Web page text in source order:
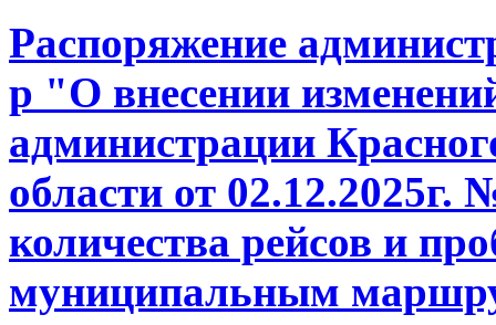
Распоряжение
р "О внесении
администрации
области от
количества рейсов и
муниципальным